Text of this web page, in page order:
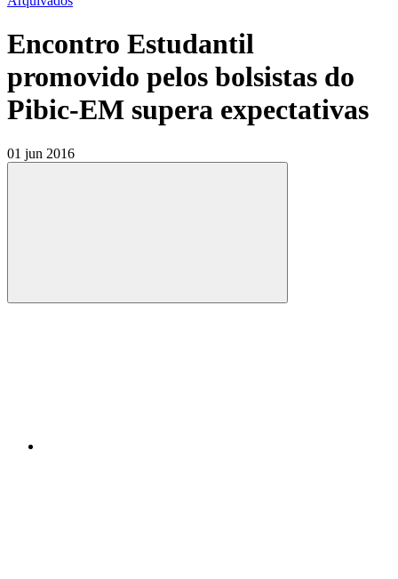
Encontro Estudantil
promovido pelos bolsistas do
Pibic-EM supera expectativas
01 jun 2016
Compartilhar